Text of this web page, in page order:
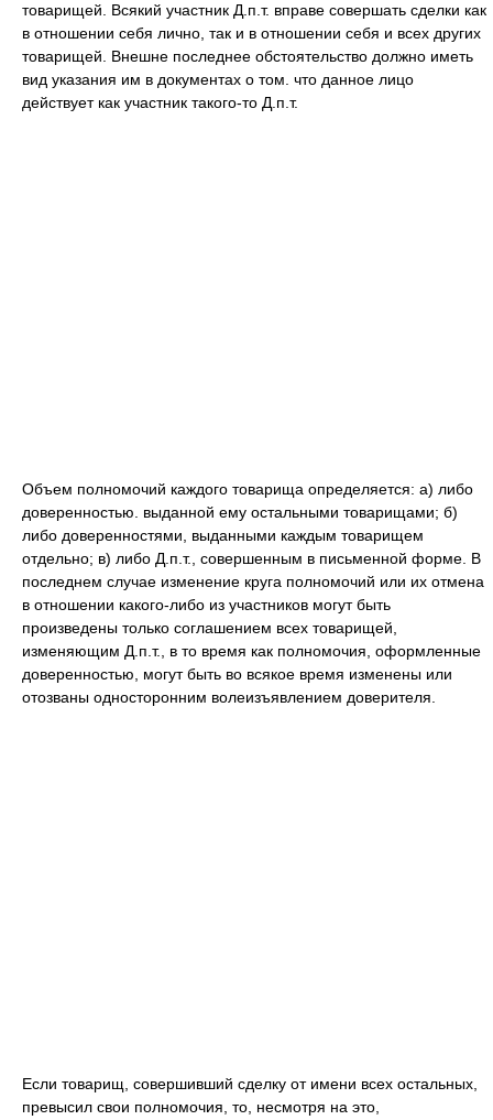
товарищей. Всякий участник Д.п.т. вправе совершать сделки как
в отношении себя лично, так и в отношении себя и всех других
товарищей. Внешне последнее обстоятельство должно иметь
вид указания им в документах о том. что данное лицо
действует как участник такого-то Д.п.т.
Объем полномочий каждого товарища определяется: а) либо
доверенностью. выданной ему остальными товарищами; б)
либо доверенностями, выданными каждым товарищем
отдельно; в) либо Д.п.т., совершенным в письменной форме. В
последнем случае изменение круга полномочий или их отмена
в отношении какого-либо из участников могут быть
произведены только соглашением всех товарищей,
изменяющим Д.п.т., в то время как полномочия, оформленные
доверенностью, могут быть во всякое время изменены или
отозваны односторонним волеизъявлением доверителя.
Если товарищ, совершивший сделку от имени всех остальных,
превысил свои полномочия, то, несмотря на это,